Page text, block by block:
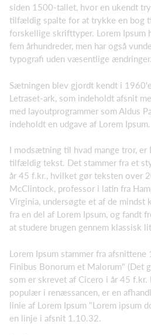
siden 1500-tallet, hvor en ukendt
tilfældig spalte for at trykke en bog
forskellige skrifttyper. Lorem Ipsum
fem århundreder, men har også
typografi uden væsentlige ændringer.
Sætningen blev gjordt kendt i
Letraset-ark, som indeholdt afsnit
med layoutprogrammer som Aldus
indeholdt en udgave af Lorem Ipsum.
I modsætning til hvad mange tror, er
tilfældig tekst. Det stammer fra et
år 45 f.kr., hvilket gør teksten over
McClintock, professor i latin fra
Virginia, undersøgte et af de mindst
fra en del af Lorem Ipsum, og fandt
at studere brugen gennem klassisk
Lorem Ipsum stammer fra
Finibus Bonorum et Malorum" (Det
som er skrevet af Cicero i år 45 f.kr.
populær i renæssancen, er en
linie af Lorem Ipsum "Lorem ipsum
en linje i afsnit 1.10.32.